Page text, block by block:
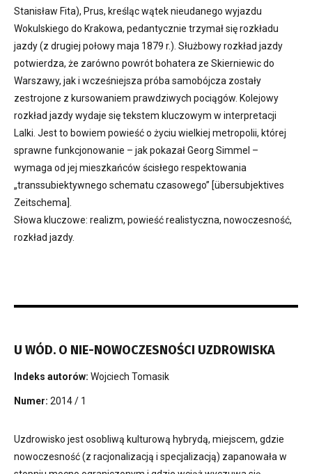
Stanisław Fita), Prus, kreśląc wątek nieudanego wyjazdu
Wokulskiego do Krakowa, pedantycznie trzymał się rozkładu
jazdy (z drugiej połowy maja 1879 r.). Służbowy rozkład jazdy
potwierdza, że zarówno powrót bohatera ze Skierniewic do
Warszawy, jak i wcześniejsza próba samobójcza zostały
zestrojone z kursowaniem prawdziwych pociągów. Kolejowy
rozkład jazdy wydaje się tekstem kluczowym w interpretacji
Lalki. Jest to bowiem powieść o życiu wielkiej metropolii, której
sprawne funkcjonowanie – jak pokazał Georg Simmel –
wymaga od jej mieszkańców ścisłego respektowania
„transsubiektywnego schematu czasowego” [übersubjektives
Zeitschema].
Słowa kluczowe: realizm, powieść realistyczna, nowoczesność,
rozkład jazdy.
U WÓD. O NIE-NOWOCZESNOŚCI UZDROWISKA
Indeks autorów: Wojciech Tomasik
Numer: 2014 / 1
Uzdrowisko jest osobliwą kulturową hybrydą, miejscem, gdzie
nowoczesność (z racjonalizacją i specjalizacją) zapanowała w